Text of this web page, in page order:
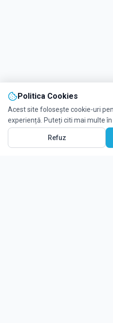
Politica Cookies
Acest site folosește cookie-uri
experiență. Puteți citi mai multe în
Refuz